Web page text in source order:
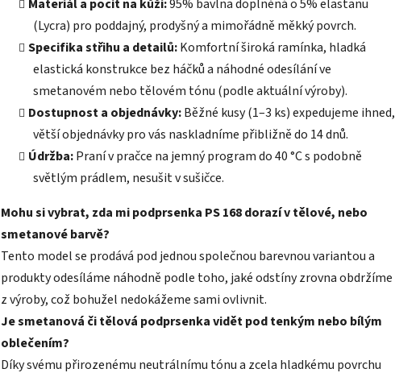
z
hvězdiček.
Materiál a pocit na kůži:95% bavlna doplněná o 5% elastanu
(Lycra) pro poddajný, prodyšný a mimořádně měkký povrch.
Specifika střihu a detailů:Komfortní široká ramínka, hladká
elastická konstrukce bez háčků a náhodné odesílání ve
smetanovém nebo tělovém tónu (podle aktuální výroby).
Dostupnost a objednávky:Běžné kusy (1–3 ks) expedujeme ihned,
větší objednávky pro vás naskladníme přibližně do 14 dnů.
Údržba:Praní v pračce na jemný program do 40 °C s podobně
světlým prádlem, nesušit v sušičce.
Mohu si vybrat, zda mi podprsenka PS 168 dorazí v tělové, nebo
smetanové barvě?
Tento model se prodává pod jednou společnou barevnou variantou a
produkty odesíláme náhodně podle toho, jaké odstíny zrovna obdržíme
z výroby, což bohužel nedokážeme sami ovlivnit.
Je smetanová či tělová podprsenka vidět pod tenkým nebo bílým
oblečením?
Díky svému přirozenému neutrálnímu tónu a zcela hladkému povrchu